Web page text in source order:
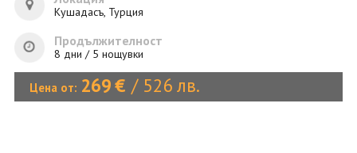
КРУИЗИ
ЕКЗОТИКА
Кушадасъ, Турция
Продължителност
8 дни / 5 нощувки
Цена от: 269€ / 526 лв.